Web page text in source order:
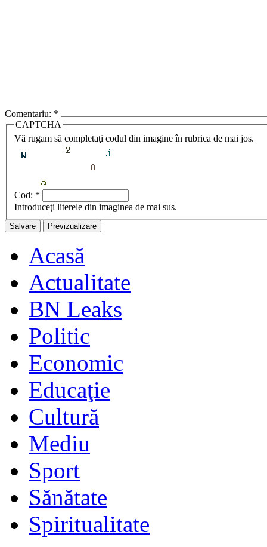
Comentariu: *
CAPTCHA
Vă rugam să completaţi codul din imagine în rubrica de mai jos.
Cod: *
Introduceţi literele din imaginea de mai sus.
Acasă
Actualitate
BN Leaks
Politic
Economic
Educaţie
Cultură
Mediu
Sport
Sănătate
Spiritualitate